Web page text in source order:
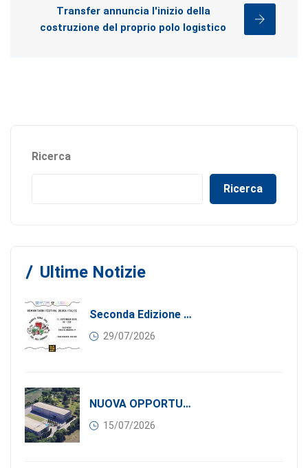
Transfer annuncia l'inizio della
costruzione del proprio polo logistico
Ricerca
Ricerca
Ultime Notizie
Seconda Edizione Di MANGIA. DONA. AMA: Quando La Gastronomia Incontra La Solidarietà, 11 Settembre 2026
29/07/2026
NUOVA OPPORTUNITÀ DI BUSINESS PER I SOCI DI CONFINDUSTRIA SERBIA: Affitasi Un Moderno Capannone Industriale A Pančevo – 1.200 M² Nella Zona Industriale
15/07/2026